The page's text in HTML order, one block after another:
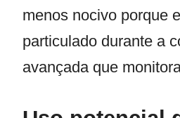
menos nocivo porque
particulado durante a
avançada que